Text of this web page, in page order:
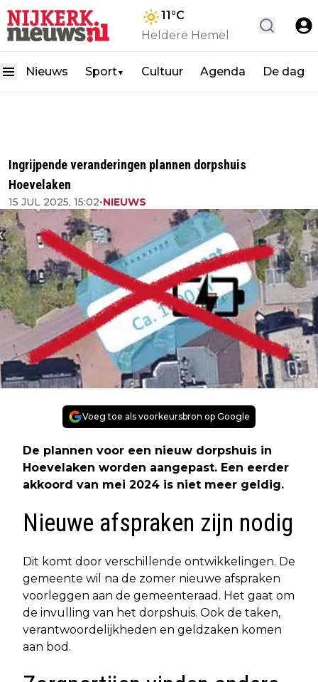
11°C
Heldere Hemel
Nieuws Sport▼ Cultuur Agenda De dag
Ingrijpende veranderingen plannen dorpshuis
Hoevelaken
15 JUL 2025, 15:02•NIEUWS
Voeg toe als voorkeursbron op Google
De plannen voor een nieuw dorpshuis in
Hoevelaken worden aangepast. Een eerder
akkoord van mei 2024 is niet meer geldig.
Nieuwe afspraken zijn nodig
Dit komt door verschillende ontwikkelingen. De
gemeente wil na de zomer nieuwe afspraken
voorleggen aan de gemeenteraad. Het gaat om
de invulling van het dorpshuis. Ook de taken,
verantwoordelijkheden en geldzaken komen
aan bod.